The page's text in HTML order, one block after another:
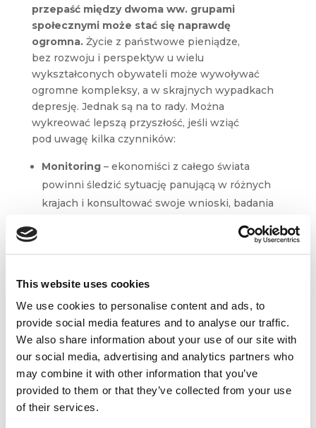
This website uses cookies
We use cookies to personalise content and ads, to
provide social media features and to analyse our traffic.
We also share information about your use of our site with
our social media, advertising and analytics partners who
may combine it with other information that you’ve
provided to them or that they’ve collected from your use
of their services.
przepaść między dwoma ww. grupami
społecznymi może stać się naprawdę
ogromna.Życie z państwowe pieniądze,
bez rozwoju i perspektyw u wielu
wykształconych obywateli może wywoływać
ogromne kompleksy, a w skrajnych wypadkach
depresję. Jednak są na to rady. Można
wykreować lepszą przyszłość, jeśli wziąć
pod uwagę kilka czynników:
Monitoring – ekonomiści z całego świata
powinni śledzić sytuację panującą w różnych
krajach i konsultować swoje wnioski, badania
nauka, jednak cechuje się ona wielką wartością.
Scenariusze zawsze mogą się zmienić –
w końcu to tylko prognozy, a ludzie nie mają
zdolności do wiarygodnego przewidywania
przeszłości – ale zarówno pozytywne, jak
i sceptyczne scenariusze mogą przygotować
nas do ewentualnych zmian.